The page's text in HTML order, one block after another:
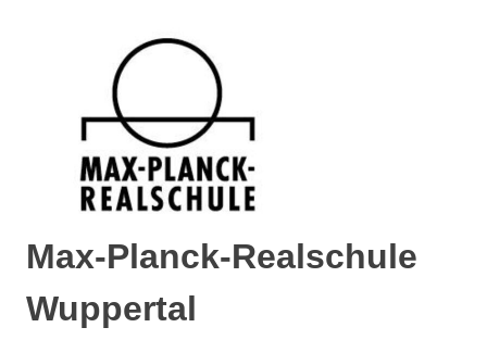
Max-Planck-Realschule
Wuppertal